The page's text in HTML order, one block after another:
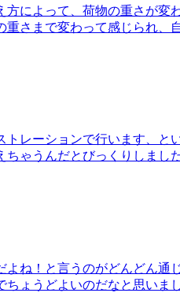
によって、荷物の重さが変
重さまで変わって感じられ、
トレーションで行います、と
ちゃうんだとびっくりしまし
よね！と言うのがどんどん通
ちょうどよいのだなと思いま